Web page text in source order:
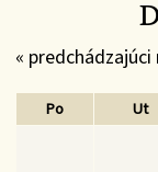
« predchádzajúci
Po Ut